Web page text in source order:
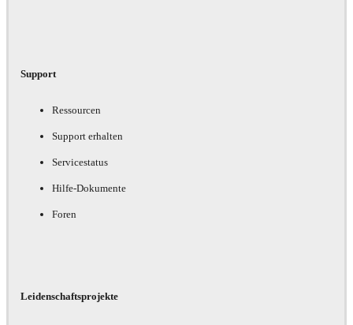
Support
Ressourcen
Support erhalten
Servicestatus
Hilfe-Dokumente
Foren
Leidenschaftsprojekte